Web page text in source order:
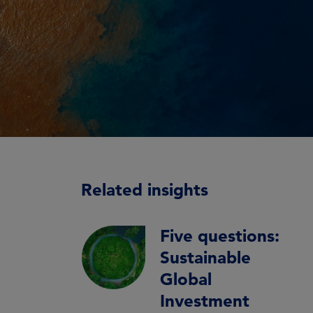
Related insights
Five questions:
Sustainable
Global
Investment